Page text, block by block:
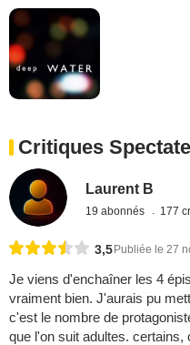
Critiques
Laurent B
19 abonnés 177
3,5 Publiée le 27
Je viens d'enchaîner les 4
vraiment bien. J'aurais pu
c'est le nombre de
que l'on suit adultes.